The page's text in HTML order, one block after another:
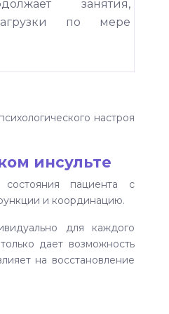
занятия,
по мере
настроя
инсульте
состояния пациента с
и координацию.
для каждого
дает возможность
на восстановление